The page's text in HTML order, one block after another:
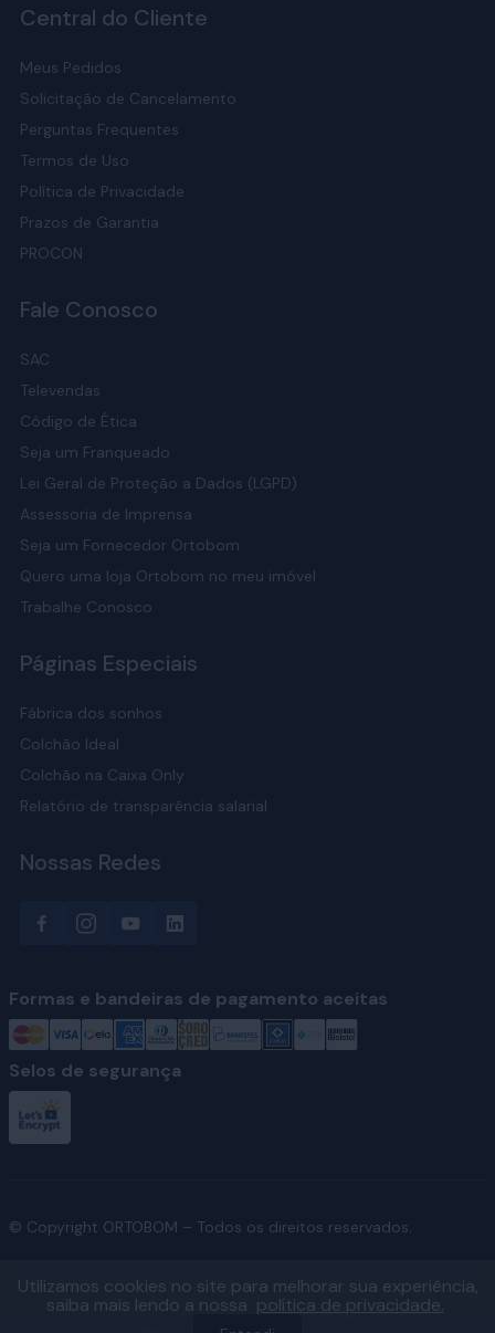
Central do Cliente
Meus Pedidos
Solicitação de Cancelamento
Perguntas Frequentes
Termos de Uso
Política de Privacidade
Prazos de Garantia
PROCON
Fale Conosco
SAC
Televendas
Código de Ética
Seja um Franqueado
Lei Geral de Proteção a Dados (LGPD)
Assessoria de Imprensa
Seja um Fornecedor Ortobom
Quero uma loja Ortobom no meu imóvel
Trabalhe Conosco
Páginas Especiais
Fábrica dos sonhos
Colchão Ideal
Colchão na Caixa Only
Relatório de transparência salarial
Nossas Redes
Formas e bandeiras de pagamento aceitas
Selos de segurança
© Copyright ORTOBOM – Todos os direitos reservados.
Ver fábricas e regiões atendidas
Utilizamos cookies no site para melhorar sua experiência,
saiba mais lendo a nossa política de privacidade.